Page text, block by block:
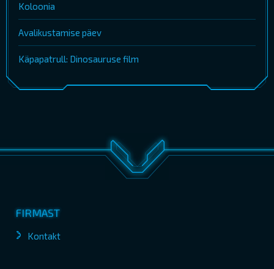
Koloonia
Avalikustamise päev
Käpapatrull: Dinosauruse film
FIRMAST
Kontakt